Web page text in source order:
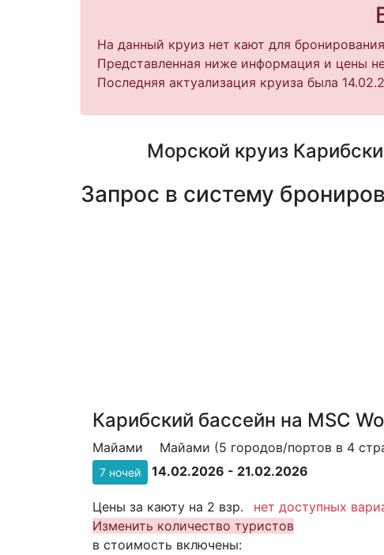
На данный круиз нет кают для
Представленная ниже информация и цены
Последняя актуализация круиза была
Морской круиз
Карибский бассейн на MSC
Майами Майами (5 городов/портов в 4
7 ночей 14.02.2026 - 21.02.2026
Цены за каюту на 2 взр.
нет доступных
Изменить количество туристов
в стоимость включены:
Запрос в систему